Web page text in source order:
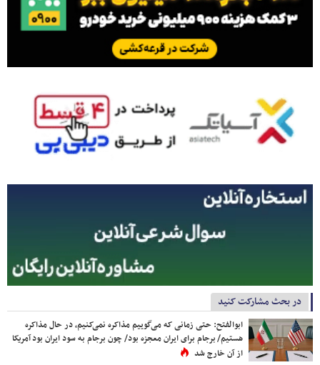
در بحث مشارکت کنید
ابوالفتح: حتی زمانی که می‌گوییم مذاکره نمی‌کنیم، در حال مذاکره
هستیم/ برجام برای ایران معجزه بود/ چون برجام به سود ایران بود آمریکا
از آن خارج شد